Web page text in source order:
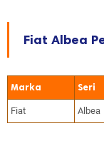
Fiat Albea
Marka Seri
Fiat Albea